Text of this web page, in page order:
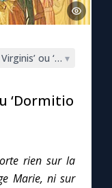
ou ‘Dormitio
▾
‘Dormitio
rien sur la
Marie, ni sur